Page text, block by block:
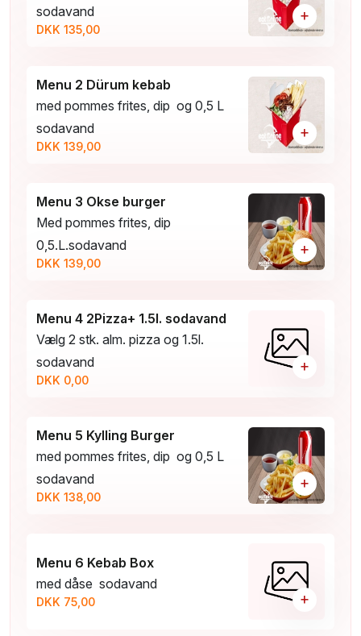
sodavand
DKK 135,00
+
Menu 2 Dürum kebab
med pommes frites, dip og 0,5 L
sodavand
DKK 139,00
+
Menu 3 Okse burger
Med pommes frites, dip
0,5.L.sodavand
DKK 139,00
+
Menu 4 2Pizza+ 1.5l. sodavand
Vælg 2 stk. alm. pizza og 1.5l.
sodavand
DKK 0,00
+
Menu 5 Kylling Burger
med pommes frites, dip og 0,5 L
sodavand
DKK 138,00
+
Menu 6 Kebab Box
med dåse sodavand
DKK 75,00 +